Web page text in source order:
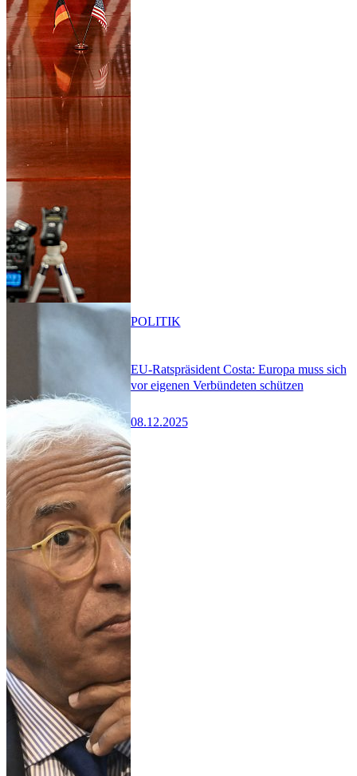
EU-Ratspräsident Costa: Europa muss sich
vor eigenen Verbündeten schützen
08.12.2025
POLITIK